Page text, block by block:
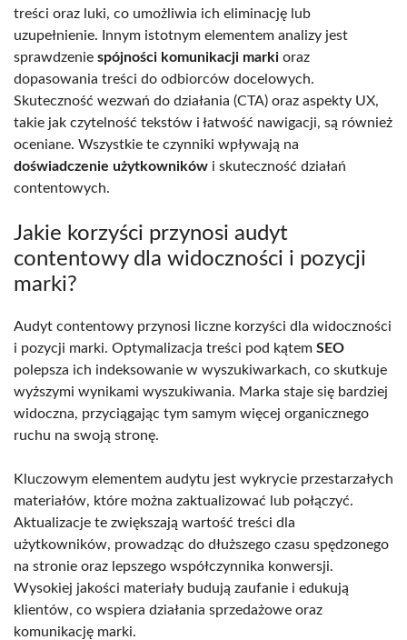
treści oraz luki, co umożliwia ich eliminację lub
uzupełnienie. Innym istotnym elementem analizy jest
sprawdzenie spójności komunikacji marki oraz
dopasowania treści do odbiorców docelowych.
Skuteczność wezwań do działania (CTA) oraz aspekty UX,
takie jak czytelność tekstów i łatwość nawigacji, są również
oceniane. Wszystkie te czynniki wpływają na
doświadczenie użytkowników i skuteczność działań
contentowych.
Jakie korzyści przynosi audyt
contentowy dla widoczności i pozycji
marki?
Audyt contentowy przynosi liczne korzyści dla widoczności
i pozycji marki. Optymalizacja treści pod kątem SEO
polepsza ich indeksowanie w wyszukiwarkach, co skutkuje
wyższymi wynikami wyszukiwania. Marka staje się bardziej
widoczna, przyciągając tym samym więcej organicznego
ruchu na swoją stronę.
Kluczowym elementem audytu jest wykrycie przestarzałych
materiałów, które można zaktualizować lub połączyć.
Aktualizacje te zwiększają wartość treści dla
użytkowników, prowadząc do dłuższego czasu spędzonego
na stronie oraz lepszego współczynnika konwersji.
Wysokiej jakości materiały budują zaufanie i edukują
klientów, co wspiera działania sprzedażowe oraz
komunikację marki.